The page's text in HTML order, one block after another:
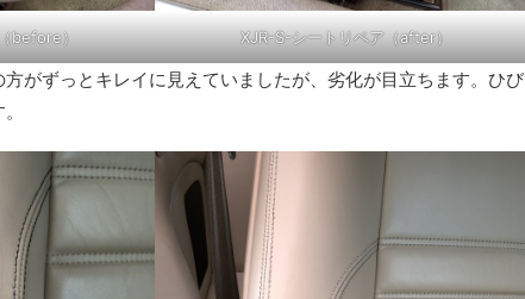
before） XJR-S-シートリペア（after）
がずっとキレイに見えていましたが、劣化が目立ちます。ひび